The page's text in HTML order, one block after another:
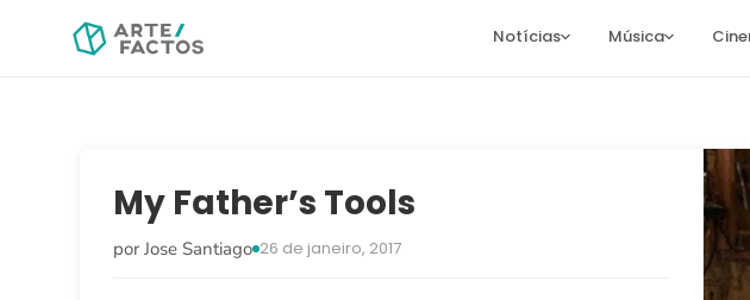
Notícias Música
My Father’s Tools
por Jose Santiago 26 de janeiro, 2017